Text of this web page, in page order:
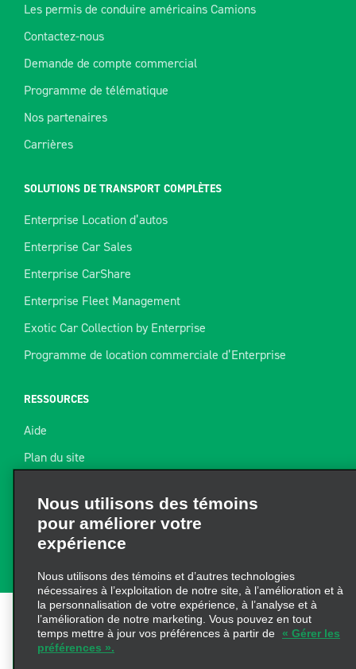
Les permis de conduire américains Camions
Contactez-nous
Demande de compte commercial
Programme de télématique
Nos partenaires
Carrières
SOLUTIONS DE TRANSPORT COMPLÈTES
Enterprise Location d’autos
Enterprise Car Sales
Enterprise CarShare
Enterprise Fleet Management
Exotic Car Collection by Enterprise
Programme de location commerciale d’Enterprise
RESSOURCES
Aide
Plan du site
Ressources pour la location
Trouver un reçu
Conditions d’utilisation|Politique de confidentialité |
Politique sur les fichiers témoins|Choix de confidentialité
Nous utilisons des témoins
pour améliorer votre
expérience
Nous utilisons des témoins et d’autres technologies
la personnalisation de votre expérience, à l’analyse et à
l’amélioration de notre marketing. Vous pouvez en tout
temps mettre à jour vos préférences à partir de « Gérer les
préférences ».